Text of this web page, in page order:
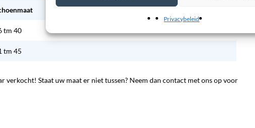
Privacybeleid
tm 40
tm 45
Staat uw maat er niet tussen? Neem dan contact met ons op voor